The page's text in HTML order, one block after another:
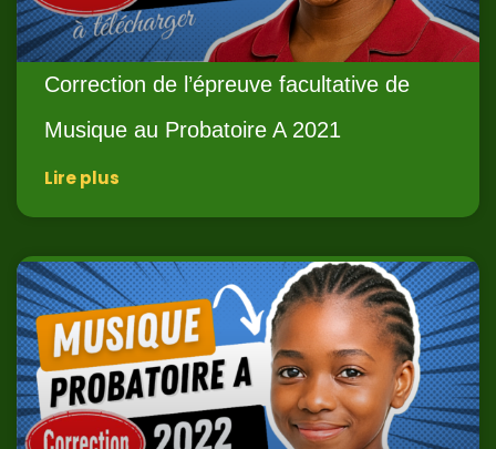
Correction de l’épreuve facultative de
Musique au Probatoire A 2021
Lire plus